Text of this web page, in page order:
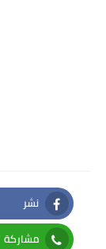
نشر
Facebook
مشاركة